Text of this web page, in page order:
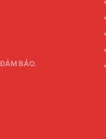
BẢO.